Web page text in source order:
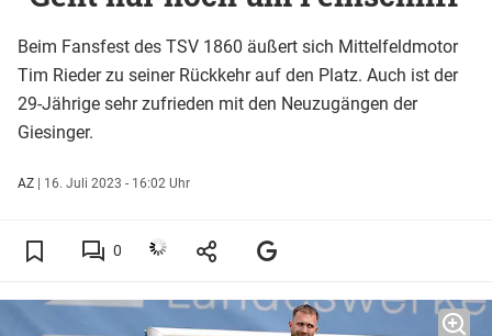
Beim Fansfest des TSV 1860 äußert sich Mittelfeldmotor
Tim Rieder zu seiner Rückkehr auf den Platz. Auch ist der
29-Jährige sehr zufrieden mit den Neuzugängen der
Giesinger.
AZ | 16. Juli 2023 - 16:02 Uhr
0